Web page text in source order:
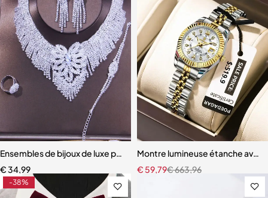
Ensembles de bijoux de luxe pour femmes, collier en biscuits,
€34,99
Montre lumineuse étanche avec
€663,96
€ 59,79
-38%